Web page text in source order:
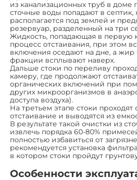
из канализационных труб в доме
сточные воды попадают в септик,
располагается под землей и
резервуар, разделенный на три
Жидкость, попадающая в первую
процесс отстаивания, при этом
включения оседают на дне, а жир
фракции всплывают наверх.
Дальше стоки по переливу
камеру, где продолжают
органических включений при
других микроорганизмов в
доступа воздуха).
На третьем этапе стоки проходят
отстаивание и выводятся из
В результате такой очистки из
извлечь порядка 60-80%
полностью избавиться от
рекомендуется установка
в котором стоки пройдут
Особенности